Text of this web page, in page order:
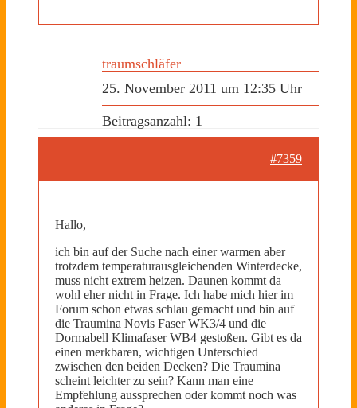
traumschläfer
25. November 2011 um 12:35 Uhr
Beitragsanzahl: 1
#7359
Hallo,
ich bin auf der Suche nach einer warmen aber
trotzdem temperaturausgleichenden Winterdecke,
muss nicht extrem heizen. Daunen kommt da
wohl eher nicht in Frage. Ich habe mich hier im
Forum schon etwas schlau gemacht und bin auf
die Traumina Novis Faser WK3/4 und die
Dormabell Klimafaser WB4 gestoßen. Gibt es da
einen merkbaren, wichtigen Unterschied
zwischen den beiden Decken? Die Traumina
scheint leichter zu sein? Kann man eine
Empfehlung aussprechen oder kommt noch was